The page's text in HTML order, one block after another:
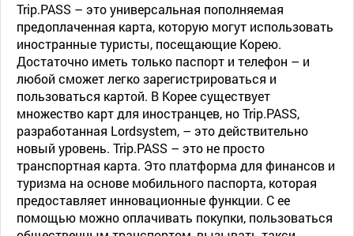
Trip.PASS – это универсальная пополняемая
предоплаченная карта, которую могут использовать
иностранные туристы, посещающие Корею.
Достаточно иметь только паспорт и телефон – и
любой сможет легко зарегистрироваться и
пользоваться картой. В Корее существует
множество карт для иностранцев, но Trip.PASS,
разработанная Lordsystem, – это действительно
новый уровень. Trip.PASS – это не просто
транспортная карта. Это платформа для финансов и
туризма на основе мобильного паспорта, которая
предоставляет инновационные функции. С ее
помощью можно оплачивать покупки, пользоваться